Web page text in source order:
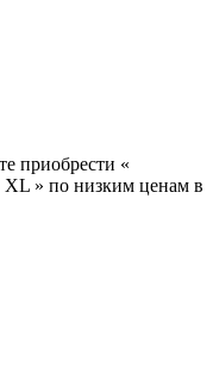
приобрести «
XL » по низким ценам в